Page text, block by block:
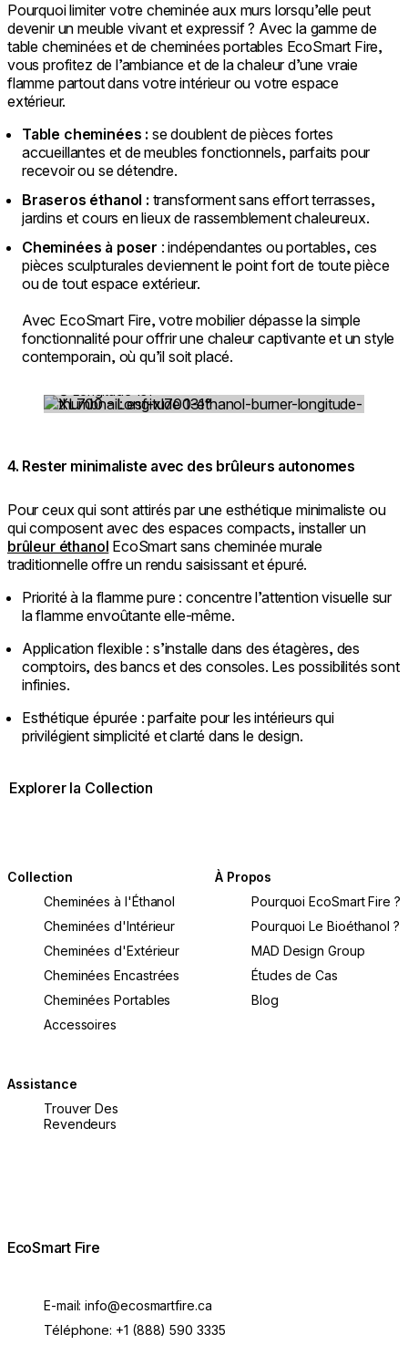
Pourquoi limiter votre cheminée aux murs lorsqu’elle peut
devenir un meuble vivant et expressif ? Avec la gamme de
table cheminées et de cheminées portables EcoSmart Fire,
vous profitez de l’ambiance et de la chaleur d’une vraie
flamme partout dans votre intérieur ou votre espace
extérieur.
Table cheminées : se doublent de pièces fortes
accueillantes et de meubles fonctionnels, parfaits pour
recevoir ou se détendre.
Braseros éthanol : transforment sans effort terrasses,
jardins et cours en lieux de rassemblement chaleureux.
Cheminées à poser : indépendantes ou portables, ces
pièces sculpturales deviennent le point fort de toute pièce
ou de tout espace extérieur.
Avec EcoSmart Fire, votre mobilier dépasse la simple
fonctionnalité pour offrir une chaleur captivante et un style
contemporain, où qu’il soit placé.
Loading image...
4. Rester minimaliste avec des brûleurs autonomes
Pour ceux qui sont attirés par une esthétique minimaliste ou
qui composent avec des espaces compacts, installer un
brûleur éthanol EcoSmart sans cheminée murale
traditionnelle offre un rendu saisissant et épuré.
Priorité à la flamme pure : concentre l’attention visuelle sur
la flamme envoûtante elle-même.
Application flexible : s’installe dans des étagères, des
comptoirs, des bancs et des consoles. Les possibilités sont
infinies.
Esthétique épurée : parfaite pour les intérieurs qui
privilégient simplicité et clarté dans le design.
Explorer la Collection
Collection
Cheminées à l'Éthanol
Cheminées d'Intérieur
Cheminées d'Extérieur
Cheminées Encastrées
Cheminées Portables
Accessoires
À Propos
Pourquoi EcoSmart Fire ?
Pourquoi Le Bioéthanol ?
MAD Design Group
Études de Cas
Blog
Assistance
Trouver Des
Revendeurs
EcoSmart Fire
E-mail:info@ecosmartfire.ca
Téléphone: +1 (888) 590 3335